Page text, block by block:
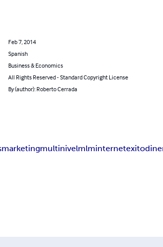
Feb 7, 2014
Spanish
Business & Economics
All Rights Reserved - Standard Copyright License
By (author): Roberto Cerrada
marketingmultinivelmlminternetexito